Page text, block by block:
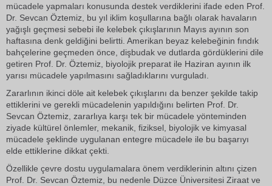
mücadele yapmaları konusunda destek verdiklerini ifade eden Prof.
Dr. Sevcan Öztemiz, bu yıl iklim koşullarına bağlı olarak havaların
yağışlı geçmesi sebebi ile kelebek çıkışlarının Mayıs ayının son
haftasına denk geldiğini belirtti. Amerikan beyaz kelebeğinin fındık
bahçelerine geçmeden önce, dişbudak ve dutlarda gördüklerini dile
getiren Prof. Dr. Öztemiz, biyolojik preparat ile Haziran ayının ilk
yarısı mücadele yapılmasını sağladıklarını vurguladı.
Zararlının ikinci döle ait kelebek çıkışlarını da benzer şekilde takip
ettiklerini ve gerekli mücadelenin yapıldığını belirten Prof. Dr.
Sevcan Öztemiz, zararlıya karşı tek bir mücadele yönteminden
ziyade kültürel önlemler, mekanik, fiziksel, biyolojik ve kimyasal
mücadele şeklinde uygulanan entegre mücadele ile bu başarıyı
elde ettiklerine dikkat çekti.
Özellikle çevre dostu uygulamalara önem verdiklerinin altını çizen
Prof. Dr. Sevcan Öztemiz, bu nedenle Düzce Üniversitesi Ziraat ve